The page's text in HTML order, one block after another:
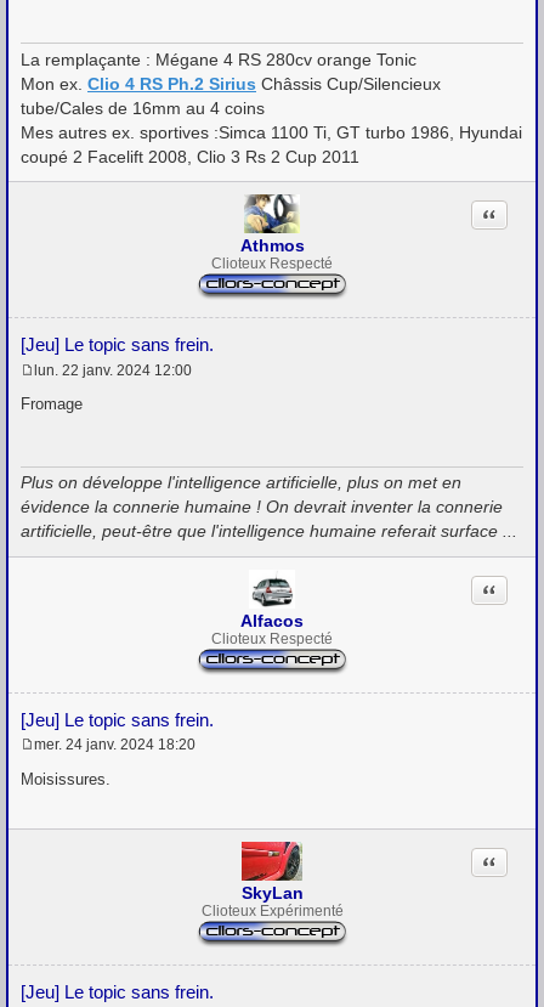
g
e
La remplaçante : Mégane 4 RS 280cv orange Tonic
Mon ex. Clio 4 RS Ph.2 Sirius Châssis Cup/Silencieux
tube/Cales de 16mm au 4 coins
Mes autres ex. sportives :Simca 1100 Ti, GT turbo 1986, Hyundai
coupé 2 Facelift 2008, Clio 3 Rs 2 Cup 2011
Athmos
Clioteux Respecté
[Jeu] Le topic sans frein.
Citation
e
g
e
lun. 22 janv. 2024 12:00
Fromage
Plus on développe l'intelligence artificielle, plus on met en
évidence la connerie humaine ! On devrait inventer la connerie
artificielle, peut-être que l'intelligence humaine referait surface ...
Alfacos
Clioteux Respecté
[Jeu] Le topic sans frein.
Citation
e
a
mer. 24 janv. 2024 18:20
Moisissures.
SkyLan
Clioteux Expérimenté
[Jeu] Le topic sans frein.
Citation